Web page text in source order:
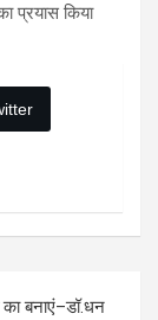
प्रयास किया
का बनाएं–डॉ.धन